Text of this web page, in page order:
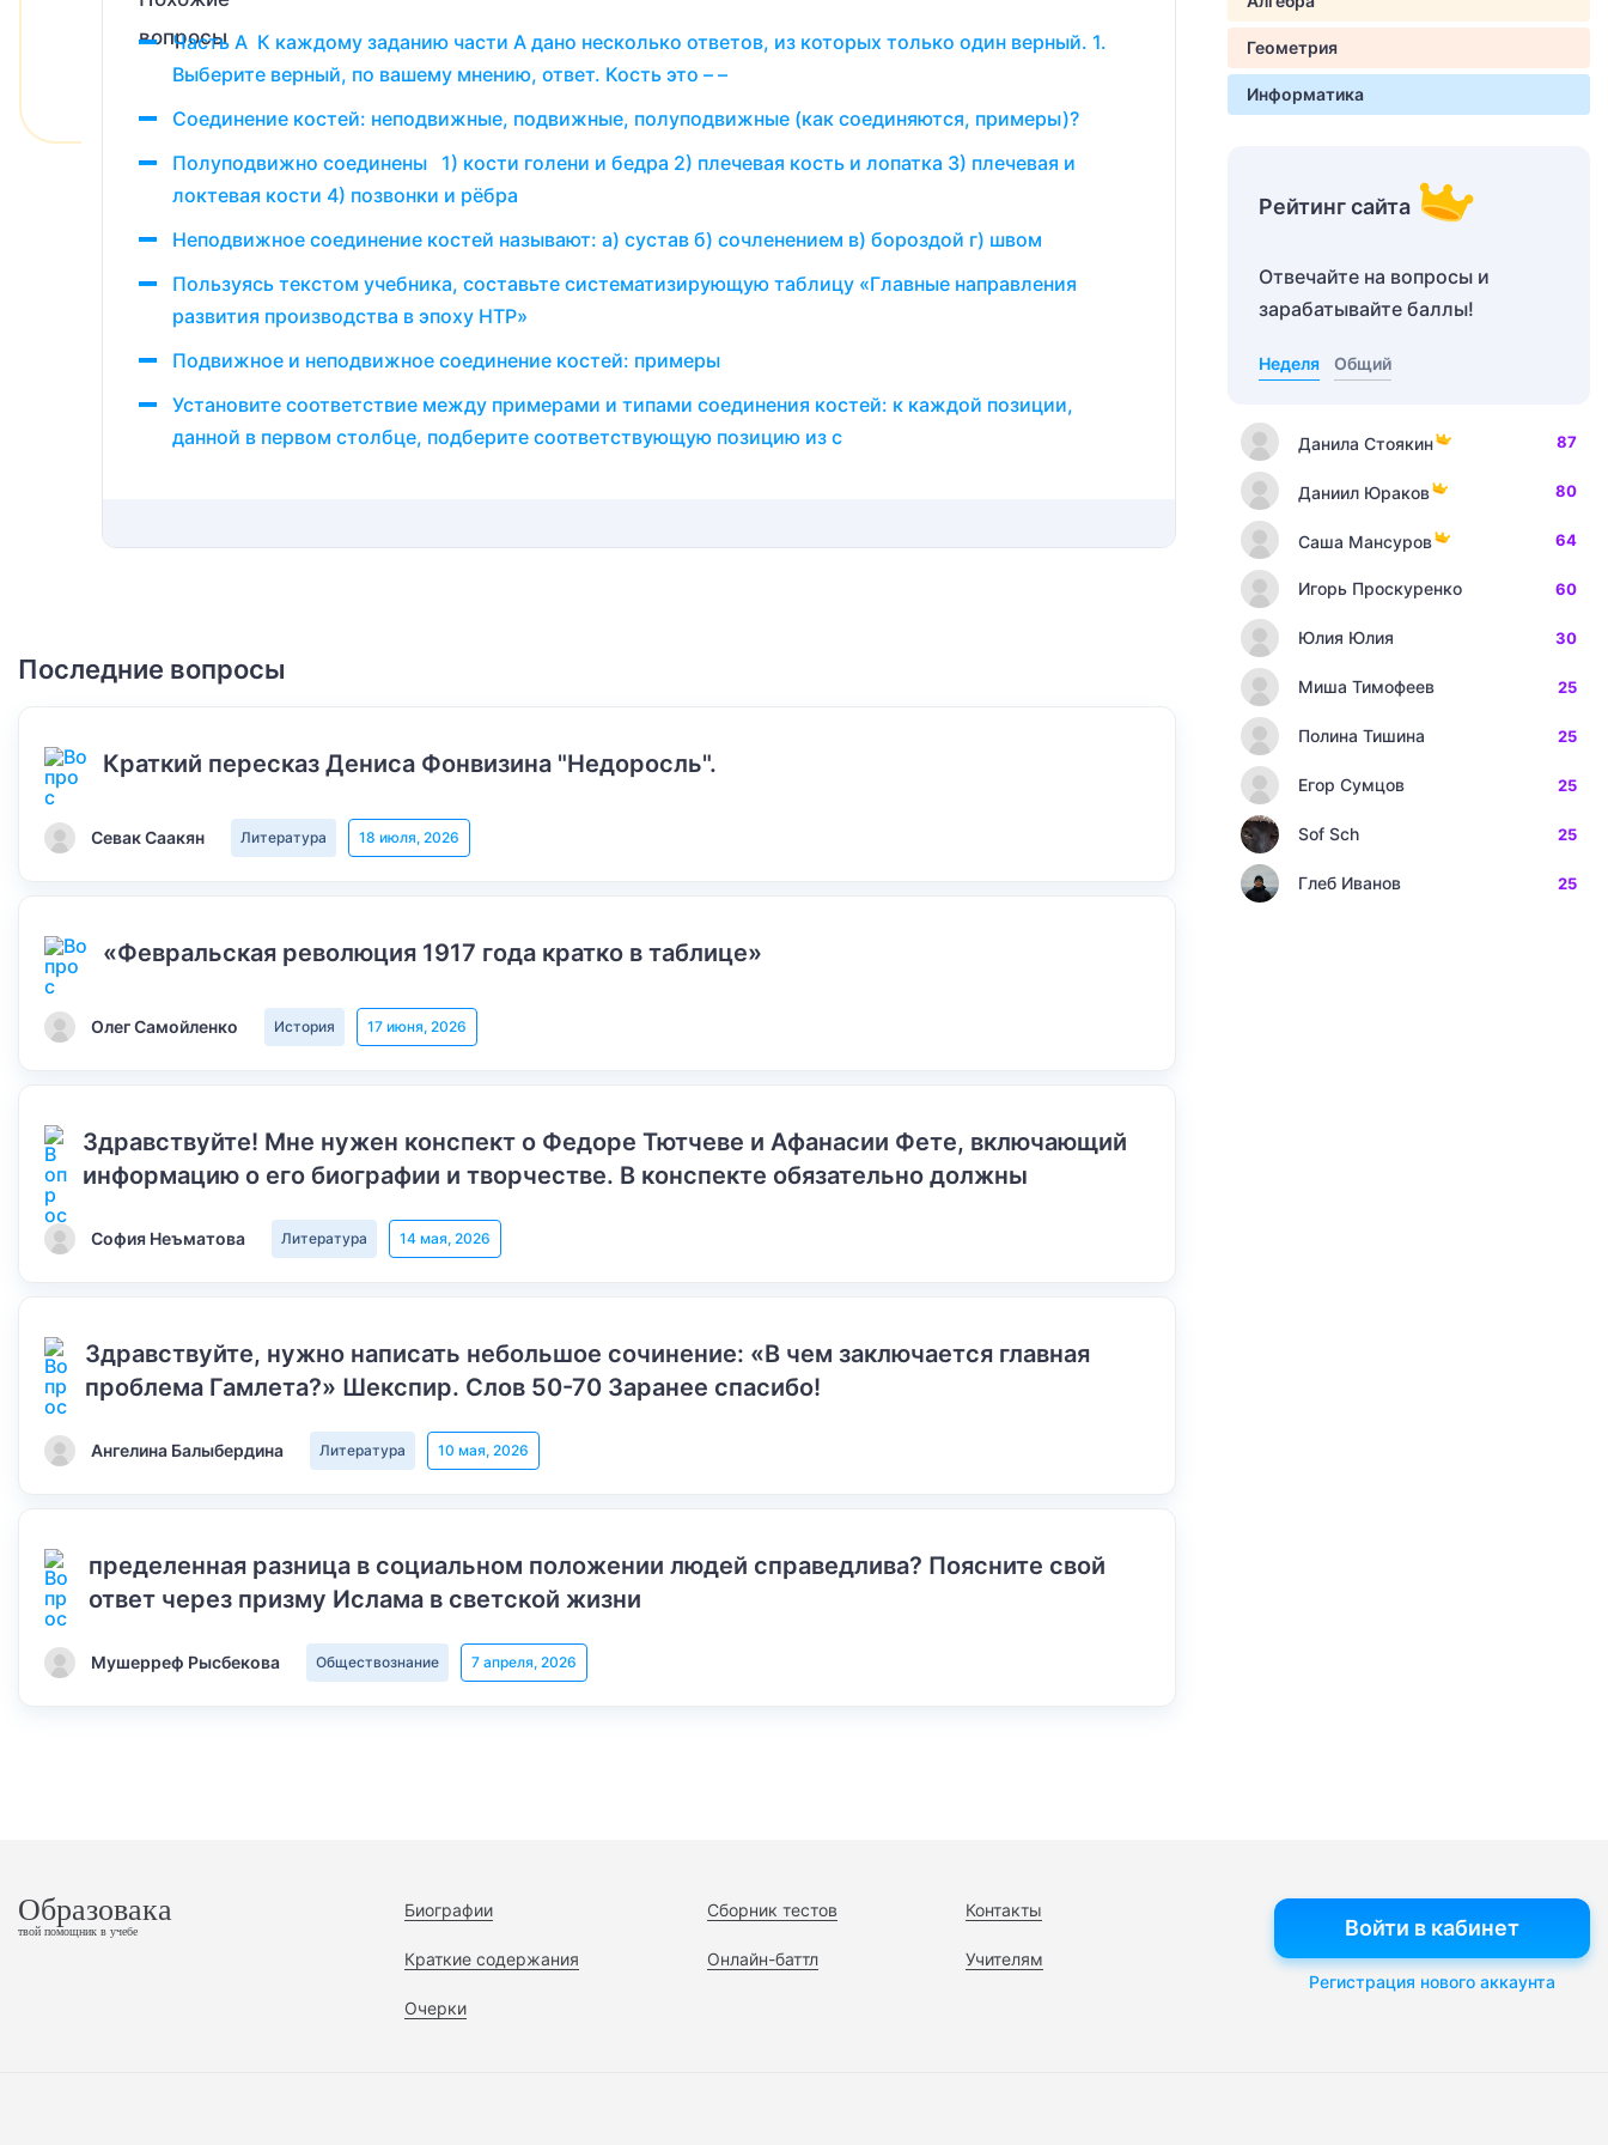
Часть А К каждому заданию части А дано несколько ответов, из которых только один верный. 1.
Выберите верный, по вашему мнению, ответ. Кость это – –
Соединение костей: неподвижные, подвижные, полуподвижные (как соединяются, примеры)?
Полуподвижно соединены 1) кости голени и бедра 2) плечевая кость и лопатка 3) плечевая и
локтевая кости 4) позвонки и рёбра
Неподвижное соединение костей называют: а) сустав б) сочленением в) бороздой г) швом
Пользуясь текстом учебника, составьте систематизирующую таблицу «Главные направления
развития производства в эпоху НТР»
Подвижное и неподвижное соединение костей: примеры
Установите соответствие между примерами и типами соединения костей: к каждой позиции,
данной в первом столбце, подберите соответствующую позицию из с
Последние вопросы
Краткий пересказ Дениса Фонвизина "Недоросль".
Севак Саакян Литература 18 июля, 2026
«Февральская революция 1917 года кратко в таблице»
Олег Самойленко История 17 июня, 2026
Здравствуйте! Мне нужен конспект о Федоре Тютчеве и Афанасии Фете, включающий
информацию о его биографии и творчестве. В конспекте обязательно должны
София Неъматова Литература 14 мая, 2026
Здравствуйте, нужно написать небольшое сочинение: «В чем заключается главная
проблема Гамлета?» Шекспир. Слов 50-70 Заранее спасибо!
Ангелина Балыбердина Литература 10 мая, 2026
пределенная разница в социальном положении людей справедлива? Поясните свой
ответ через призму Ислама в светской жизни
Мушерреф Рысбекова Обществознание 7 апреля, 2026
Геометрия
Информатика
Рейтинг сайта
Отвечайте на вопросы и
зарабатывайте баллы!
Неделя Общий
Данила Стоякин 87
Даниил Юраков 80
Саша Мансуров 64
Игорь Проскуренко 60
Юлия Юлия 30
Миша Тимофеев 25
Полина Тишина 25
Егор Сумцов 25
Sof Sch 25
Глеб Иванов 25
Образовака
твой помощник в учебе
Биографии
Краткие содержания
Очерки
Сборник тестов
Онлайн-баттл
Контакты
Учителям
Войти в кабинет
Регистрация нового аккаунта